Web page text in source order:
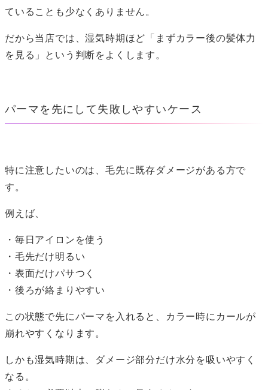
ていることも少なくありません。
だから当店では、湿気時期ほど「まずカラー後の髪体力
を見る」という判断をよくします。
パーマを先にして失敗しやすいケース
特に注意したいのは、毛先に既存ダメージがある方で
す。
例えば、
・毎日アイロンを使う
・毛先だけ明るい
・表面だけパサつく
・後ろが絡まりやすい
この状態で先にパーマを入れると、カラー時にカールが
崩れやすくなります。
しかも湿気時期は、ダメージ部分だけ水分を吸いやすく
なる。